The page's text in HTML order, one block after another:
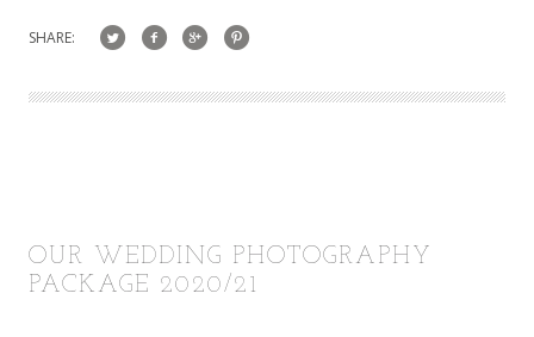
SHARE:
OUR WEDDING PHOTOGRAPHY
PACKAGE 2020/21